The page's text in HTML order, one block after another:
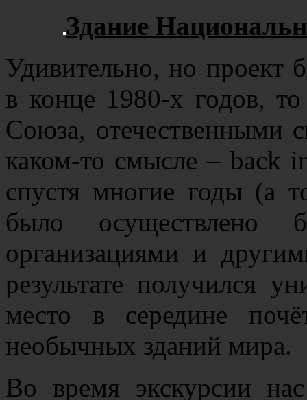
Здание
Удивительно, но проект
в конце 1980-х годов,
Союза, отечественными
каком-то смысле – back
спустя многие годы (а
было осуществлено
организациями и
результате получился
место в середине
необычных зданий мира.
Во время экскурсии